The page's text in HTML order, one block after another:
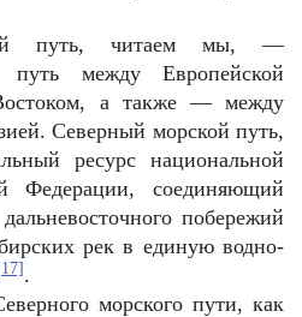
путь, читаем мы, —
путь между Европейской
а также — между
Северный морской путь,
ресурс национальной
Федерации, соединяющий
побережий
рек в единую водно-
.
морского пути, как